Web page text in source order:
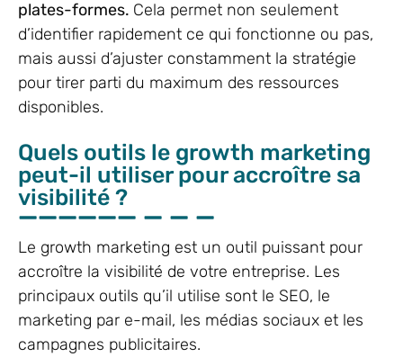
plates-formes. Cela permet non seulement
d’identifier rapidement ce qui fonctionne ou pas,
mais aussi d’ajuster constamment la stratégie
pour tirer parti du maximum des ressources
disponibles.
Quels outils le growth marketing
peut-il utiliser pour accroître sa
visibilité ?
Le growth marketing est un outil puissant pour
accroître la visibilité de votre entreprise. Les
principaux outils qu’il utilise sont le SEO, le
marketing par e-mail, les médias sociaux et les
campagnes publicitaires.